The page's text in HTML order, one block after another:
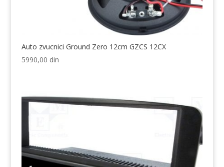
Auto zvucnici Ground Zero 12cm GZCS 12CX
5990,00 din